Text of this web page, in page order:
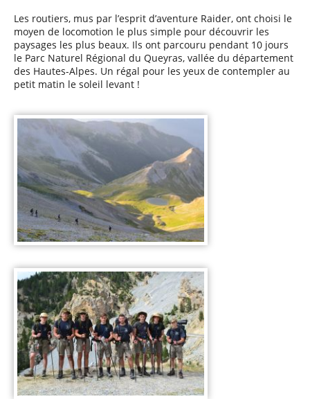
Les routiers, mus par l’esprit d’aventure Raider, ont choisi le
moyen de locomotion le plus simple pour découvrir les
paysages les plus beaux. Ils ont parcouru pendant 10 jours
le Parc Naturel Régional du Queyras, vallée du département
des Hautes-Alpes. Un régal pour les yeux de contempler au
petit matin le soleil levant !